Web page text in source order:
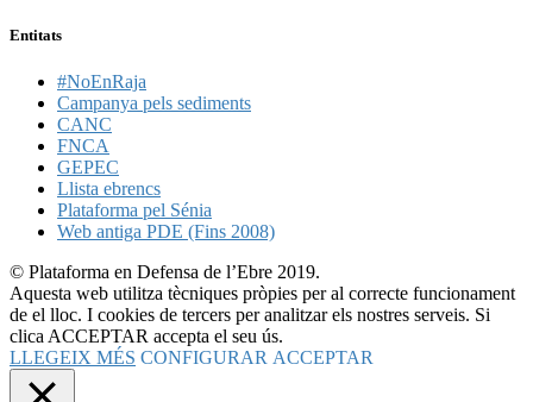
Entitats
#NoEnRaja
Campanya pels sediments
CANC
FNCA
GEPEC
Llista ebrencs
Plataforma pel Sénia
Web antiga PDE (Fins 2008)
© Plataforma en Defensa de l’Ebre 2019.
Aquesta web utilitza tècniques pròpies per al correcte funcionament
de el lloc. I cookies de tercers per analitzar els nostres serveis. Si
clica ACCEPTAR accepta el seu ús.
LLEGEIX MÉS CONFIGURAR ACCEPTAR